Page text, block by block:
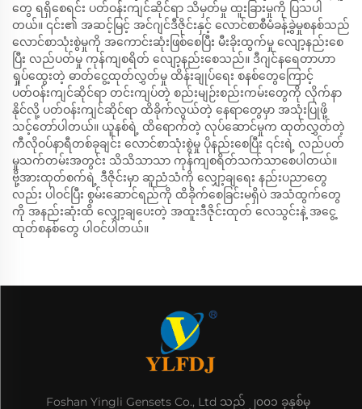
တွေ ရရှိစေရင်း ပတ်ဝန်းကျင်ဆိုင်ရာ သိမှတ်မှု ထူးခြားမှုကို ပြသပါ
တယ်။ ၎င်း၏ အဆင့်မြင့် အင်ဂျင်ဒီဇိုင်းနှင့် လောင်စာစီမံခန့်ခွဲမှုစနစ်သည်
လောင်စာသုံးစွဲမှုကို အကောင်းဆုံးဖြစ်စေပြီး မီးခိုးထွက်မှု လျော့နည်းစေ
ပြီး လည်ပတ်မှု ကုန်ကျစရိတ် လျော့နည်းစေသည်။ ဒီဂျင်နရေတာဟာ
ရှုပ်ထွေးတဲ့ ဓာတ်ငွေ့ထုတ်လွှတ်မှု ထိန်းချုပ်ရေး စနစ်တွေကြောင့်
ပတ်ဝန်းကျင်ဆိုင်ရာ တင်းကျပ်တဲ့ စည်းမျဉ်းစည်းကမ်းတွေကို လိုက်နာ
နိုင်လို့ ပတ်ဝန်းကျင်ဆိုင်ရာ ထိခိုက်လွယ်တဲ့ နေရာတွေမှာ အသုံးပြုဖို့
သင့်တော်ပါတယ်။ ယူနစ်ရဲ့ ထိရောက်တဲ့ လုပ်ဆောင်မှုက ထုတ်လွှတ်တဲ့
ကီလိုဝပ်နာရီတစ်ခုချင်း လောင်စာသုံးစွဲမှု ပိုနည်းစေပြီး ၎င်းရဲ့ လည်ပတ်
မှုသက်တမ်းအတွင်း သိသိသာသာ ကုန်ကျစရိတ်သက်သာစေပါတယ်။
ဗို့အားထုတ်စက်ရဲ့ ဒီဇိုင်းမှာ ဆူညံသံကို လျှော့ချရေး နည်းပညာတွေ
လည်း ပါဝင်ပြီး စွမ်းဆောင်ရည်ကို ထိခိုက်စေခြင်းမရှိပဲ အသံထွက်တွေ
ကို အနည်းဆုံးထိ လျှော့ချပေးတဲ့ အထူးဒီဇိုင်းထုတ် လေသွင်းနဲ့ အငွေ့
ထုတ်စနစ်တွေ ပါဝင်ပါတယ်။
Foshan Yingli Gensets Co., Ltd သည် ၂၀၀၁ ခုနှစ်မှ